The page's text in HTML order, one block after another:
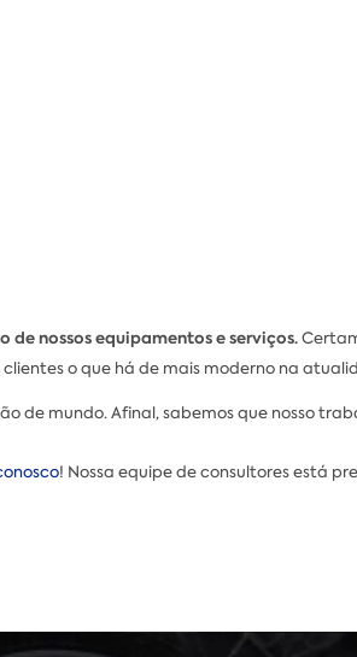
de nossos equipamentos e serviços.
o que há de mais moderno na
de mundo. Afinal, sabemos que nosso
! Nossa equipe de consultores está